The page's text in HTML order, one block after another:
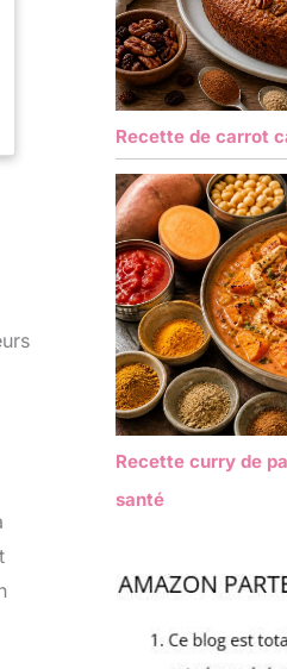
Recette de carrot
Recette curry de
santé